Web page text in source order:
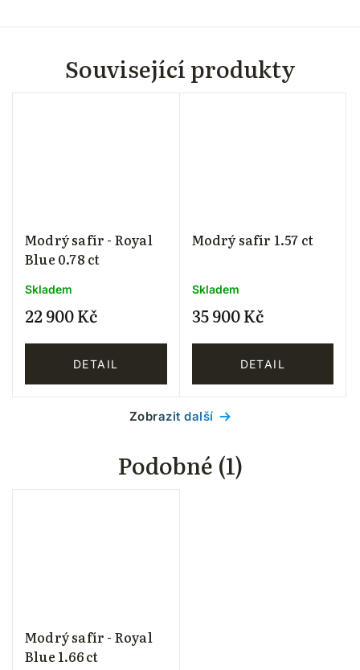
Související produkty
Modrý safír - Royal
Blue 0.78 ct
Skladem
22 900 Kč
DETAIL
Modrý safír 1.57 ct
Skladem
35 900 Kč
DETAIL
Zobrazit další
Podobné (1)
Modrý safír - Royal
Blue 1.66 ct